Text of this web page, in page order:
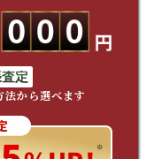
定
から選べます